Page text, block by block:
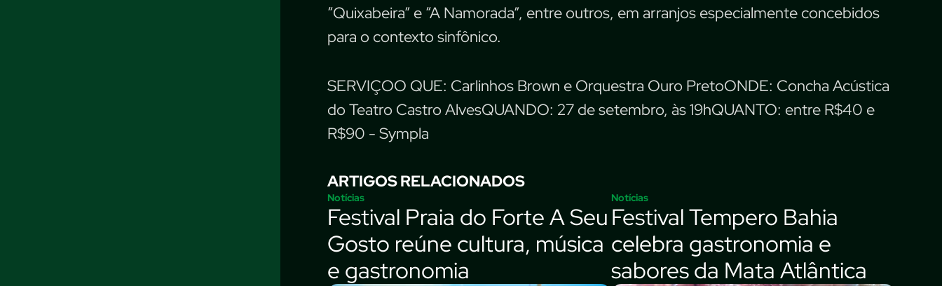
“Quixabeira” e “A Namorada”, entre outros, em arranjos especialmente concebidos
para o contexto sinfônico.
SERVIÇOO QUE: Carlinhos Brown e Orquestra Ouro PretoONDE: Concha Acústica
do Teatro Castro AlvesQUANDO: 27 de setembro, às 19hQUANTO: entre R$40 e
R$90 - Sympla
ARTIGOS RELACIONADOS
Notícias
Festival Praia do Forte A Seu
Gosto reúne cultura, música
e gastronomia
Notícias
Festival Tempero Bahia
celebra gastronomia e
sabores da Mata Atlântica